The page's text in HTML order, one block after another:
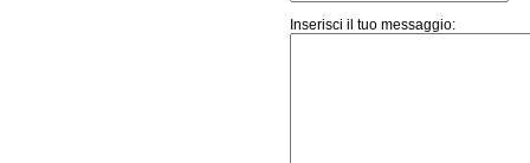
Inserisci il tuo messaggio: